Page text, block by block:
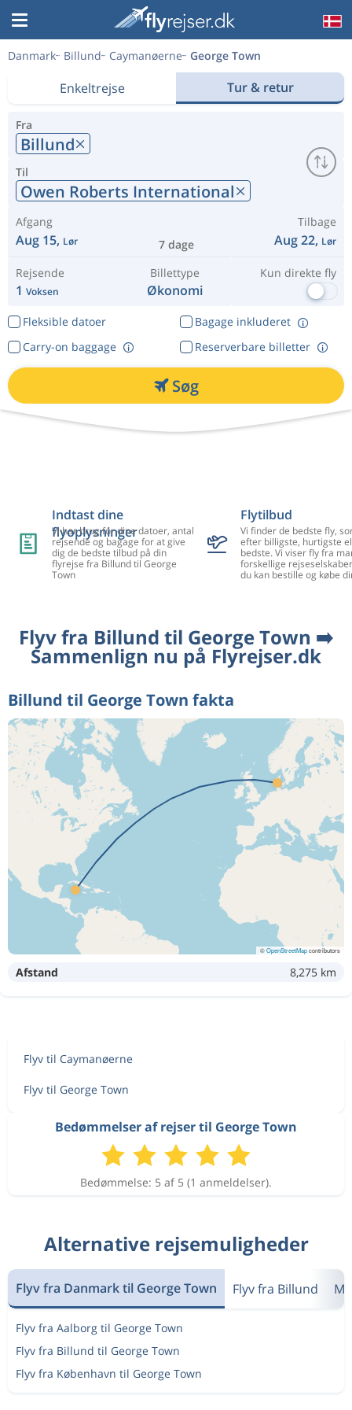
Danmark Billund Caymanøerne George Town
Enkeltrejse Tur & retur
Fra
Billund
Til
Owen Roberts International
Afgang
Aug 15, Lør 7 dage
Tilbage
Aug 22, Lør
Rejsende
1 Voksen
Billettype
Økonomi
Kun direkte fly
Fleksible datoer
Bagage inkluderet
Reserverbare billetter
Carry-on baggage
Søg
Indtast dine
flyoplysninger
Vi har brug for dine datoer, antal
rejsende og bagage for at give
dig de bedste tilbud på din
flyrejse fra Billund til George
Town
Flytilbud
Vi finder de bedste fly,
efter billigste, hurtigste
bedste. Vi viser fly fra
forskellige
du kan bestille og købe
Flyv fra Billund til George Town ➡️
Sammenlign nu på Flyrejser.dk
Billund til George Town fakta
©OpenStreetMapcontributors
Afstand 8,275 km
Flyv til Caymanøerne
Flyv til George Town
Bedømmelser af rejser til George Town
Bedømmelse: 5 af 5 (1 anmeldelser).
Alternative rejsemuligheder
Flyv fra Danmark til George Town Flyv fra Billund
Flyv fra Aalborg til George Town
Flyv fra Billund til George Town
Flyv fra København til George Town